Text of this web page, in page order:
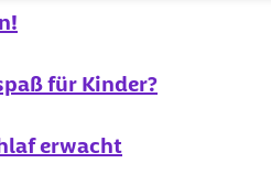
für Kinder?
erwacht